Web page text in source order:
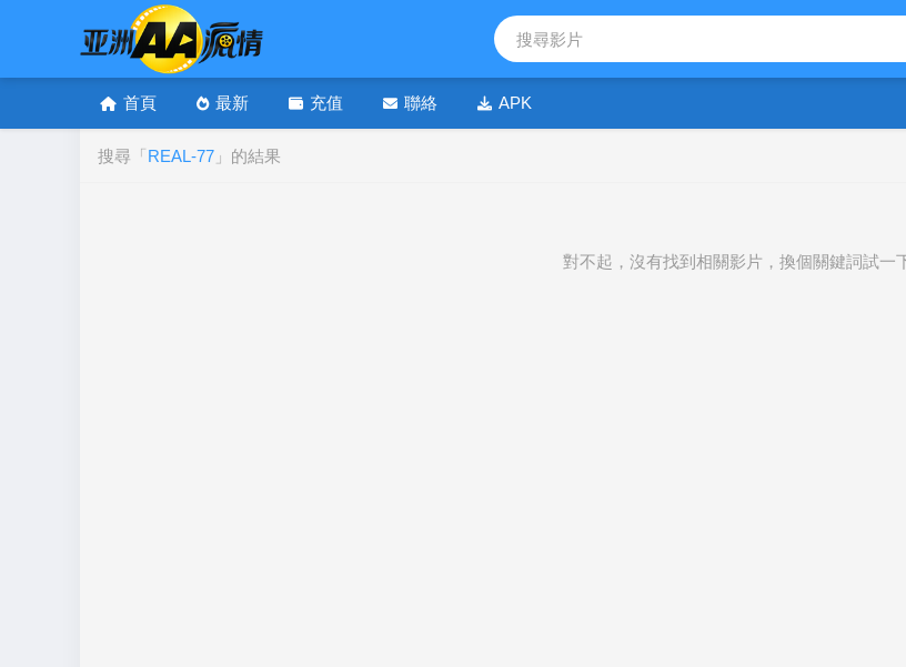
首頁 最新 充值 聯絡 APK
搜尋「REAL-77 」的結果
對不起，沒有找到相關影片，換個關鍵詞試一